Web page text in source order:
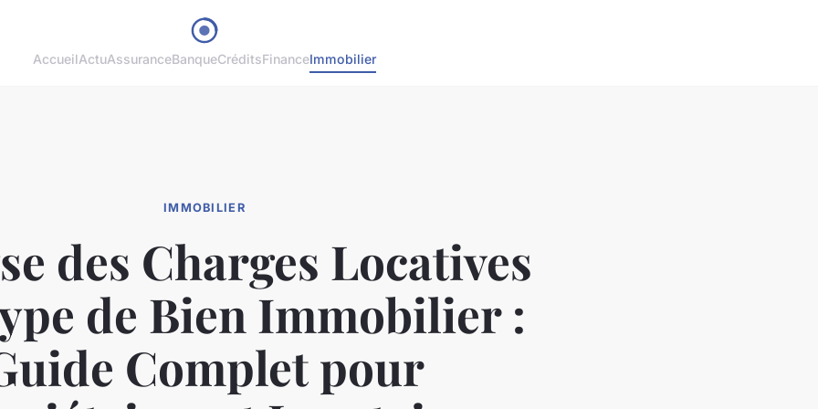
AccueilActuAssuranceBanqueCréditsFinanceImmobilier
IMMOBILIER
des Charges Locatives
de Bien Immobilier :
Complet pour